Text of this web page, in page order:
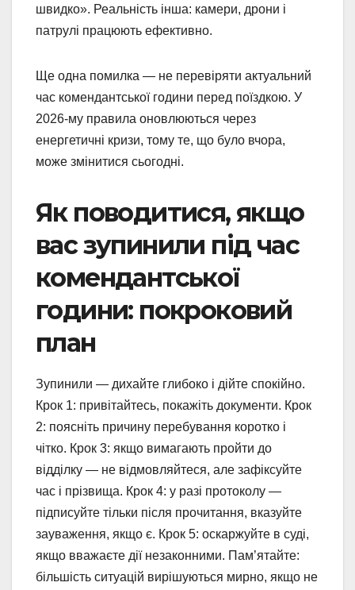
швидко». Реальність інша: камери, дрони і
патрулі працюють ефективно.
Ще одна помилка — не перевіряти актуальний
час комендантської години перед поїздкою. У
2026-му правила оновлюються через
енергетичні кризи, тому те, що було вчора,
може змінитися сьогодні.
Як поводитися, якщо
вас зупинили під час
комендантської
години: покроковий
план
Зупинили — дихайте глибоко і дійте спокійно.
Крок 1: привітайтесь, покажіть документи. Крок
2: поясніть причину перебування коротко і
чітко. Крок 3: якщо вимагають пройти до
відділку — не відмовляйтеся, але зафіксуйте
час і прізвища. Крок 4: у разі протоколу —
підписуйте тільки після прочитання, вказуйте
зауваження, якщо є. Крок 5: оскаржуйте в суді,
якщо вважаєте дії незаконними. Пам’ятайте:
більшість ситуацій вирішуються мирно, якщо не